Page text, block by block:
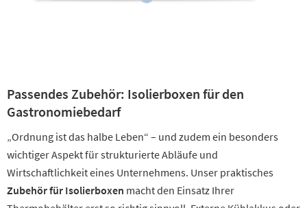
Passendes Zubehör: Isolierboxen für den
Gastronomiebedarf
„Ordnung ist das halbe Leben“ – und zudem ein besonders
wichtiger Aspekt für strukturierte Abläufe und
Wirtschaftlichkeit eines Unternehmens. Unser praktisches
Zubehör für Isolierboxen macht den Einsatz Ihrer